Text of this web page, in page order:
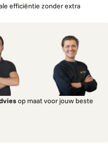
efficiëntie zonder extra
op maat voor jouw beste